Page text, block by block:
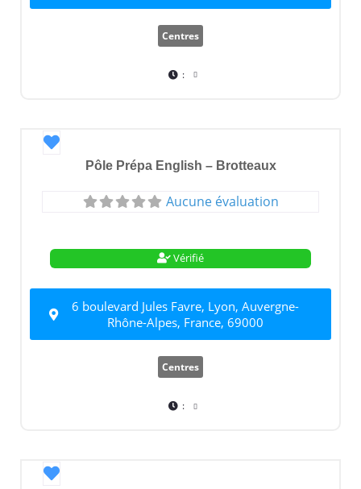
Centres
:
Favori
Pôle Prépa English – Brotteaux
Aucune évaluation
Vérifié
6 boulevard Jules Favre, Lyon, Auvergne-
Rhône-Alpes, France, 69000
Centres
:
Favori